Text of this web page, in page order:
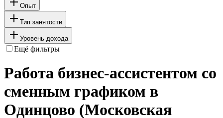
Опыт
Тип занятости
Уровень дохода
Ещё фильтры
Работа бизнес-ассистентом со
сменным графиком в
Одинцово (Московская